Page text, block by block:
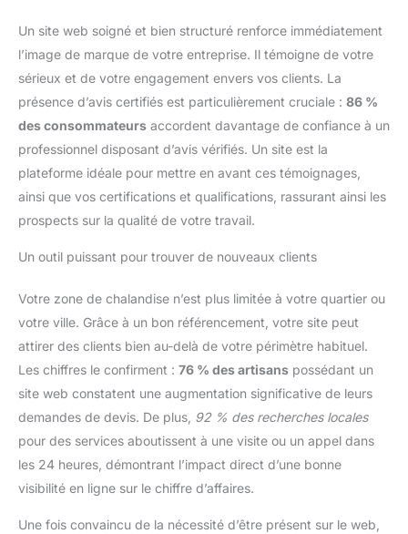
Un site web soigné et bien structuré renforce immédiatement
l’image de marque de votre entreprise. Il témoigne de votre
sérieux et de votre engagement envers vos clients. La
présence d’avis certifiés est particulièrement cruciale : 86 %
des consommateurs accordent davantage de confiance à un
professionnel disposant d’avis vérifiés. Un site est la
plateforme idéale pour mettre en avant ces témoignages,
ainsi que vos certifications et qualifications, rassurant ainsi les
prospects sur la qualité de votre travail.
Un outil puissant pour trouver de nouveaux clients
Votre zone de chalandise n’est plus limitée à votre quartier ou
votre ville. Grâce à un bon référencement, votre site peut
attirer des clients bien au-delà de votre périmètre habituel.
Les chiffres le confirment : 76 % des artisans possédant un
site web constatent une augmentation significative de leurs
demandes de devis. De plus, 92 % des recherches locales
pour des services aboutissent à une visite ou un appel dans
les 24 heures, démontrant l’impact direct d’une bonne
visibilité en ligne sur le chiffre d’affaires.
Une fois convaincu de la nécessité d’être présent sur le web,